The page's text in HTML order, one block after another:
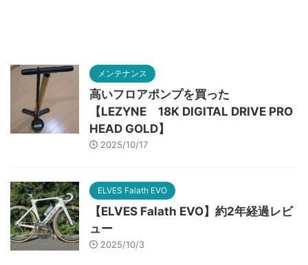
メンテナンス
高いフロアポンプを買った
【LEZYNE 18K DIGITAL DRIVE PRO
HEAD GOLD】
2025/10/17
ELVES Falath EVO
【ELVES Falath EVO】約2年経過レビ
ュー
2025/10/3